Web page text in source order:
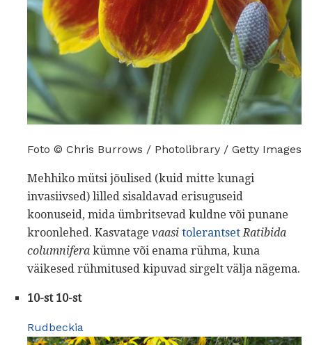
Foto © Chris Burrows / Photolibrary / Getty Images
Mehhiko mütsi jõulised (kuid mitte kunagi
invasiivsed) lilled sisaldavad erisuguseid
koonuseid, mida ümbritsevad kuldne või punane
kroonlehed. Kasvatage vaasi tolerantset Ratibida
columnifera kümne või enama rühma, kuna
väikesed rühmitused kipuvad sirgelt välja nägema.
10-st 10-st
Rudbeckia